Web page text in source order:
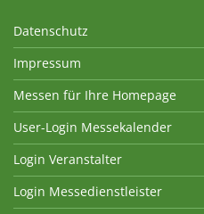
Datenschutz
Impressum
Messen für Ihre Homepage
User-Login Messekalender
Login Veranstalter
Login Messedienstleister